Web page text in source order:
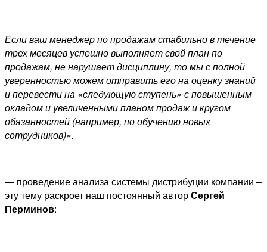
Если ваш менеджер по продажам стабильно в течение
трех месяцев успешно выполняет свой план по
продажам, не нарушает дисциплину, то мы с полной
уверенностью можем отправить его на оценку знаний
и перевести на «следующую ступень» с повышенным
окладом и увеличенными планом продаж и кругом
обязанностей (например, по обучению новых
сотрудников)».
— проведение анализа системы дистрибуции компании –
эту тему раскроет наш постоянный авторСергей
Перминов: